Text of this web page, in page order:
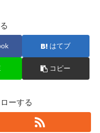
はてブ
コピー
ーする